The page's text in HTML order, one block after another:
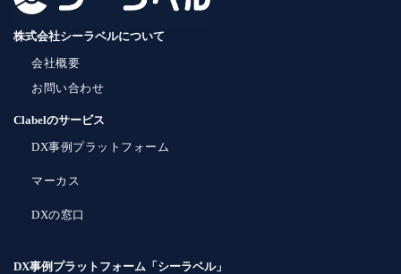
株式会社シーラベルについて
会社概要
お問い合わせ
Clabelのサービス
DX事例プラットフォーム
マーカス
DXの窓口
DX事例プラットフォーム「シーラベル」